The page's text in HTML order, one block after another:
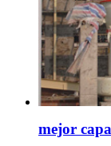
mejor